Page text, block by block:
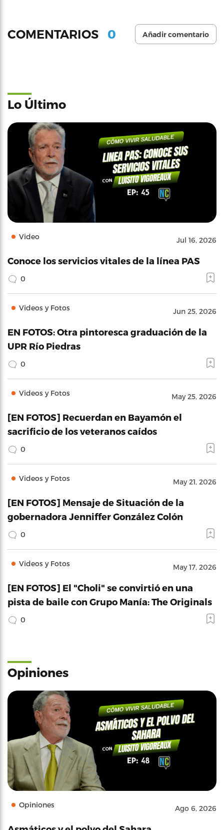
COMENTARIOS 0 Añadir comentario
Lo Último
Video Jul 16, 2026
Conoce los servicios vitales de la línea PAS
0
Videos y Fotos Jun 25, 2026
EN FOTOS: Otra pintoresca graduación de la
UPR Río Piedras
0
Videos y Fotos May 25, 2026
[EN FOTOS] Recuerdan en Bayamón el
sacrificio de los veteranos caídos
0
Videos y Fotos May 21, 2026
[EN FOTOS] Mensaje de Situación de la
gobernadora Jenniffer González Colón
0
Videos y Fotos May 17, 2026
[EN FOTOS] El "Choli" se convirtió en una
pista de baile con Grupo Manía: The Originals
0
Opiniones
Opiniones Ago 6, 2026